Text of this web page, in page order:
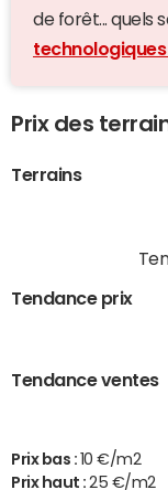
de forêt... quels
technologiques
Prix des
Terrains
Tendance prix
Tendance ventes
Prix bas : 10 €/m2
Prix haut :25 €/m2